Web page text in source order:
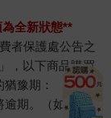
全新狀態**
者保護處公告之
，以下商品購買
豫期：
逾期。（如：生